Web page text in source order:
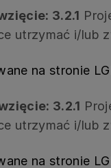
3.2.1
utrzymać i/lub
na stronie
3.2.1
utrzymać i/lub
na stronie